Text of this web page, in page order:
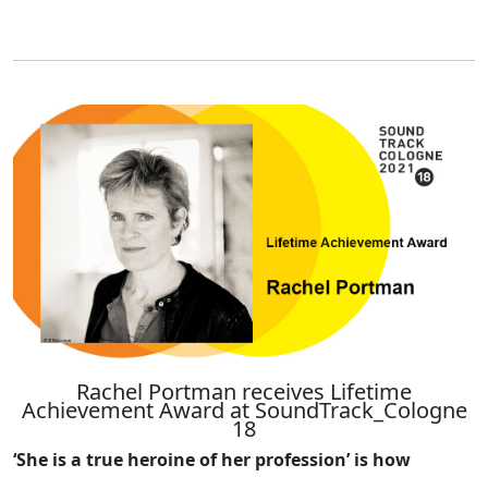
Rachel Portman receives Lifetime
Achievement Award at SoundTrack_Cologne
18
‘She is a true heroine of her profession’ is how